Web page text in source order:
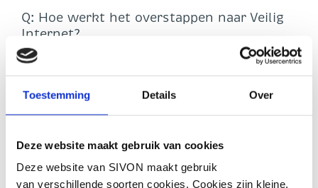
Toestemming Details Over
Deze website maakt gebruik van cookies
Deze website van SIVON maakt gebruik
van verschillende soorten cookies. Cookies zijn kleine,
Q: Hoe werkt het overstappen naar Veilig
Internet?
A: Zodra het contract met de huidige
internetprovider afloopt, kunnen scholen
is, loopt SIVON samen met u de stappen
door van bestelling tot levering. We
omstandigheden per schoollocatie en wat
u vooraf kunt regelen. Dit proces bereiden
we samen zorgvuldig voor, zodat u altijd